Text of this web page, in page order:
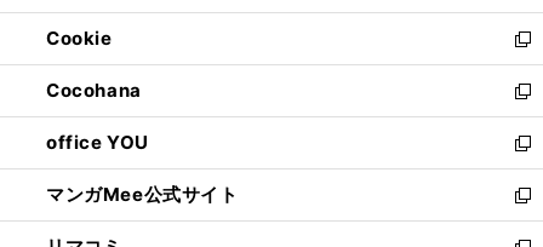
開
く
ウ
で
開
く
ン
ド
ウ
で
開
く
ウ
ィ
ン
ド
ウ
で
開
く
Cookie
新
し
い
ウ
ィ
ン
ド
ウ
Cocohana
新
し
い
ウ
ィ
ン
office YOU
新
し
い
ウ
マンガMee公式サイト
新
し